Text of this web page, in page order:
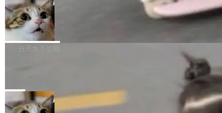
l 迁移或唤醒时，新宿主从 S3 恢复 SQLite 数据
库继续执行。存储库是持久化的唯一真相...
te 17 Pro、OPPO K15，要么是vivo X300 E这
样的次旗舰。 Galaxy Z Fold8 Ultra / Z Fold8 /
Z Flip8三款折叠屏新机均在7月22日发布，且全
部搭载骁龙8 Elite Gen5 for Galaxy，它们本该
本控制系统。目前处于 Early Access 阶段。 De
ltaDB 的核心思路直接写在 landing page 最显
眼的位置：「Software is made between com
mits」——软件是在 commit 之间写出来的。git
是把这段空隙补上。 回退到任何一次编辑：Delt
aDB 捕获 commit 之间的每一次操作，...
SpaceXAI 单季资本开支达 183 亿美元
根据风险投资人Tomer Tunguz 博客（VC 分
析）披露的最新分析与第二季度业绩报告，Spac
微软同期总资本开支的四成。 与亚马逊、Alpha
bet、微软以及 Meta 等传统科技巨头相比，Spa
白开水不加糖
一个在终端里运行的编程 agent；Muse Spark
1.2，驱动这个 agent 的新模型。一句话概括：
局